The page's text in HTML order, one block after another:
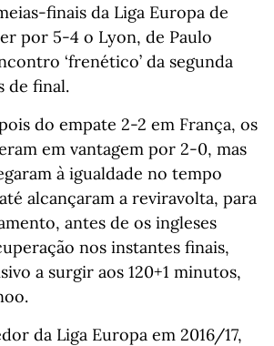
finais da Liga Europa de
por 5-4 o Lyon, de Paulo
‘frenético’ da segunda
de final.
do empate 2-2 em França, os
em vantagem por 2-0, mas
à igualdade no tempo
alcançaram a reviravolta, para
antes de os ingleses
nos instantes finais,
a surgir aos 120+1 minutos,
da Liga Europa em 2016/17,